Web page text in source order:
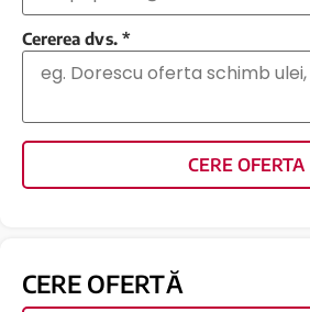
Cererea dvs. *
CERE OFERTA
CERE OFERTĂ